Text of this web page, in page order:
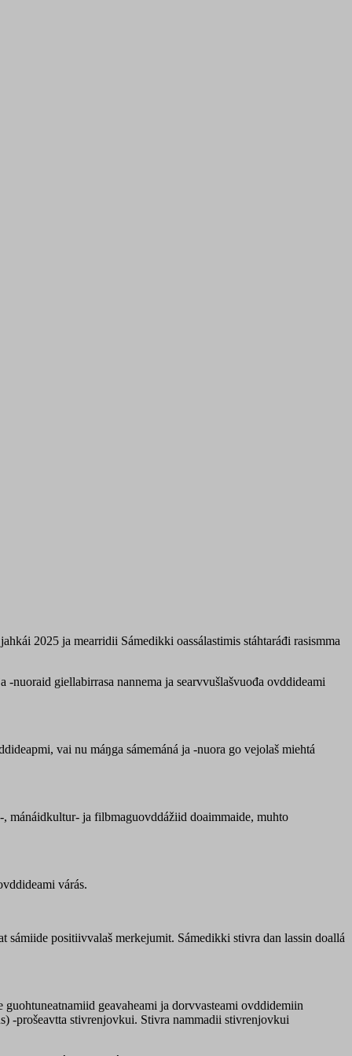
2025 ja mearridii Sámedikki oassálastimis stáhtaráđi rasismma
nuoraid giellabirrasa nannema ja searvvušlašvuođa ovddideami
vai nu máŋga sámemáná ja -nuora go vejolaš miehtá
, mánáidkultur- ja filbmaguovddážiid doaimmaide, muhto
várás.
sámiide positiivvalaš merkejumit. Sámedikki stivra dan lassin doallá
geavaheami ja dorvvasteami ovddidemiin
-prošeavtta stivrenjovkui. Stivra nammadii stivrenjovkui